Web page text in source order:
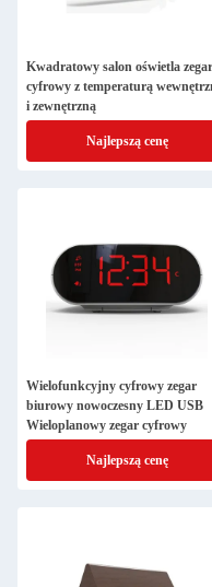
Kwadratowy salon oświetla zegar
cyfrowy z temperaturą
i zewnętrzną
Najlepszą cenę
Wielofunkcyjny cyfrowy zegar
biurowy nowoczesny LED USB
Wieloplanowy zegar cyfrowy
Najlepszą cenę